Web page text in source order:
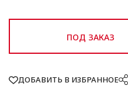
ПОД ЗАКАЗ
ДОБАВИТЬ В ИЗБРАННОЕ